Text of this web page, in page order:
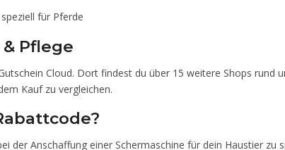
für Pferde
Pflege
Cloud. Dort findest du über 15 weitere Shops rund
Kauf zu vergleichen.
der Anschaffung einer Schermaschine für dein Haustier zu